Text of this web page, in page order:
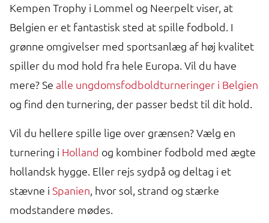
Kempen Trophy i Lommel og Neerpelt viser, at
Belgien er et fantastisk sted at spille fodbold. I
grønne omgivelser med sportsanlæg af høj kvalitet
spiller du mod hold fra hele Europa. Vil du have
mere? Se alle ungdomsfodboldturneringer i Belgien
og find den turnering, der passer bedst til dit hold.
Vil du hellere spille lige over grænsen? Vælg en
turnering i Holland og kombiner fodbold med ægte
hollandsk hygge. Eller rejs sydpå og deltag i et
stævne i Spanien, hvor sol, strand og stærke
modstandere mødes.